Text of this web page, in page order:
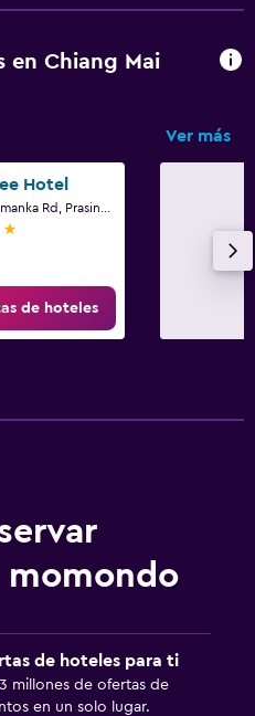
en Chiang Mai
Ver más
Hotel
de hoteles
momondo
de hoteles para ti
millones de ofertas de
en un solo lugar.